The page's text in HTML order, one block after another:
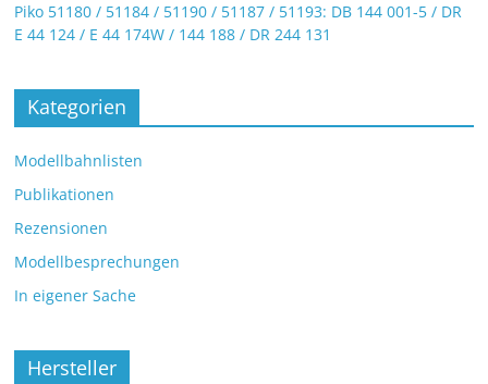
Piko 51180 / 51184 / 51190 / 51187 / 51193: DB 144 001-5 / DR
E 44 124 / E 44 174W / 144 188 / DR 244 131
Kategorien
Modellbahnlisten
Publikationen
Rezensionen
Modellbesprechungen
In eigener Sache
Hersteller